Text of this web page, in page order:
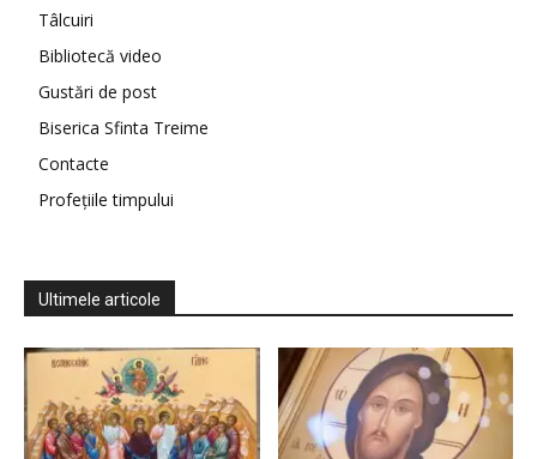
Tâlcuiri
Bibliotecă video
Gustări de post
Biserica Sfinta Treime
Contacte
Profețiile timpului
Ultimele articole